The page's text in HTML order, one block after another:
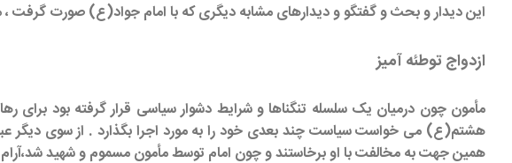
این دیدار و بحث و گفتگو و دیدارهای مشابه دیگری که با امام جواد(ع) صورت گرفت
ازدواج توطئه آمیز
مأمون چون درمیان یک سلسله تنگناها و شرایط دشوار سیاسی قرار گرفته بود برای
هشتم(ع) می خواست سیاست چند بعدی خود را به مورد اجرا بگذارد . از سوی دیگر
همین جهت به مخالفت با او برخاستند و چون امام توسط مأمون مسموم و شهید